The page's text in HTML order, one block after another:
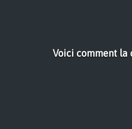
Voici comment la